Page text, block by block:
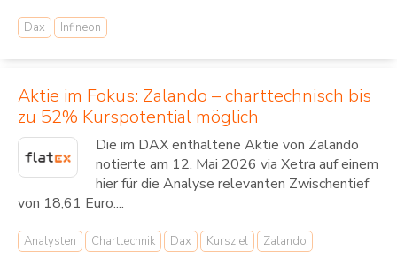
Dax Infineon
Aktie im Fokus: Zalando – charttechnisch bis
zu 52% Kurspotential möglich
Die im DAX enthaltene Aktie von Zalando
notierte am 12. Mai 2026 via Xetra auf einem
hier für die Analyse relevanten Zwischentief
von 18,61 Euro....
Analysten Charttechnik Dax Kursziel Zalando